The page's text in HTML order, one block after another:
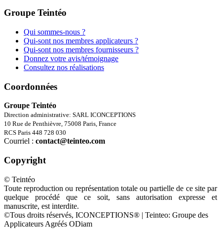
Groupe Teintéo
Qui sommes-nous ?
Qui-sont nos membres applicateurs ?
Qui-sont nos membres fournisseurs ?
Donnez votre avis/témoignage
Consultez nos réalisations
Coordonnées
Groupe Teintéo
Direction administrative: SARL ICONCEPTIONS
10 Rue de Penthièvre, 75008 Paris, France
RCS Paris 448 728 030
Courriel : contact@teinteo.com
Copyright
© Teintéo
Toute reproduction ou représentation totale ou partielle de ce site par
quelque procédé que ce soit, sans autorisation expresse et
manuscrite, est interdite.
©Tous droits réservés, ICONCEPTIONS® | Teinteo: Groupe des
Applicateurs Agréés ODiam